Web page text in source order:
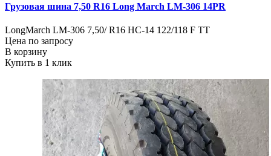
Грузовая шина 7,50 R16 Long March LM-306 14PR
LongMarch LM-306 7,50/ R16 HC-14 122/118 F TT
Цена по запросу
В корзину
Купить в 1 клик